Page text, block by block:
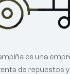
es una
de repuestos